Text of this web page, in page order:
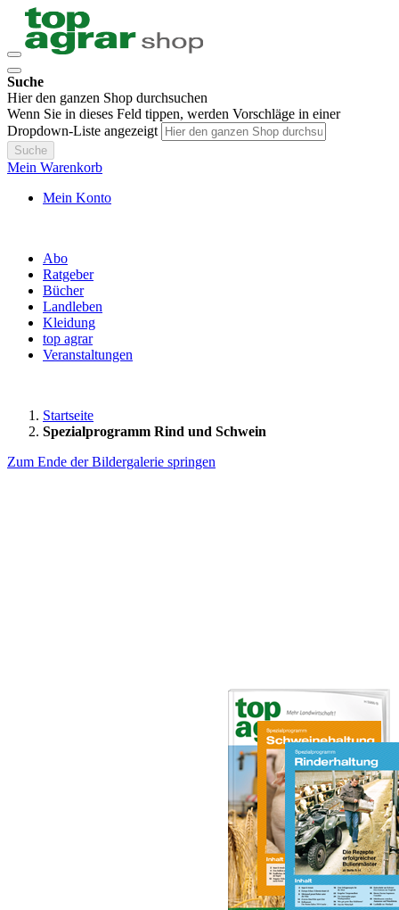
Suche
Hier den ganzen Shop durchsuchen
Wenn Sie in dieses Feld tippen, werden Vorschläge in einer
Dropdown-Liste angezeigt
Suche
Mein Warenkorb
Mein Konto
Abo
Ratgeber
Bücher
Landleben
Kleidung
top agrar
Veranstaltungen
Startseite
Spezialprogramm Rind und Schwein
Zum Ende der Bildergalerie springen